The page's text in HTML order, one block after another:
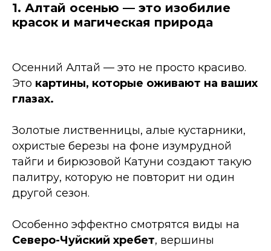
1. Алтай осенью — это изобилие
красок и магическая природа
Осенний Алтай — это не просто красиво.
Это картины, которые оживают на ваших
глазах.
Золотые лиственницы, алые кустарники,
охристые березы на фоне изумрудной
тайги и бирюзовой Катуни создают такую
палитру, которую не повторит ни один
другой сезон.
Особенно эффектно смотрятся виды на
Северо-Чуйский хребет, вершины